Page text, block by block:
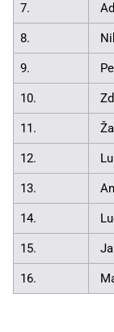
7.
8.
9.
10.
11.
12.
13.
14.
15.
16.